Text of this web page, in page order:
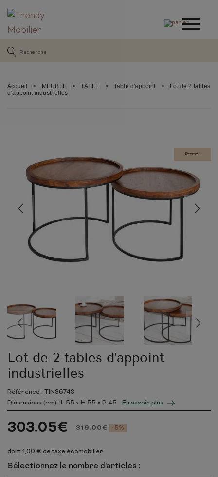
Accueil > MEUBLE > TABLE > Table d'appoint >
Lot de 2 tables
d’appoint industrielles
Promo !
Lot de 2 tables d’appoint
industrielles
Référence : TIN36743
Dimensions (cm) : L 55 x H 55 x P 45 En savoir plus
319.00€ -5%
303.05€
dont 1,00 € de taxe écomobilier
Sélectionnez le nombre d'articles :